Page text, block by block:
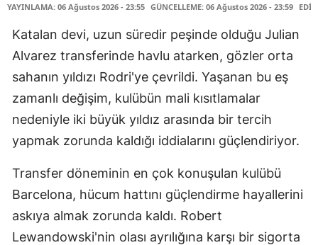
YAYINLAMA: 06 Ağustos 2026 - 23:55 GÜNCELLEME: 06 Ağustos 2026 - 23:59
Katalan devi, uzun süredir peşinde olduğu Julian
Alvarez transferinde havlu atarken, gözler orta
sahanın yıldızı Rodri'ye çevrildi. Yaşanan bu eş
zamanlı değişim, kulübün mali kısıtlamalar
nedeniyle iki büyük yıldız arasında bir tercih
yapmak zorunda kaldığı iddialarını güçlendiriyor.
Transfer döneminin en çok konuşulan kulübü
Barcelona, hücum hattını güçlendirme hayallerini
askıya almak zorunda kaldı. Robert
Lewandowski'nin olası ayrılığına karşı bir sigorta